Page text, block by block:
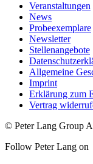
Veranstaltungen
News
Probeexemplare
Newsletter
Stellenangebote
Allgemeine
Imprint
Erklärung zum
Vertrag
© Peter Lang Group
Follow Peter Lang on